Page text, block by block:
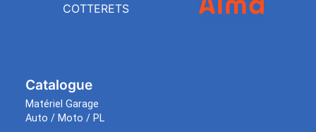
Catalogue
Matériel Garage
Auto / Moto / PL
COTTERETS